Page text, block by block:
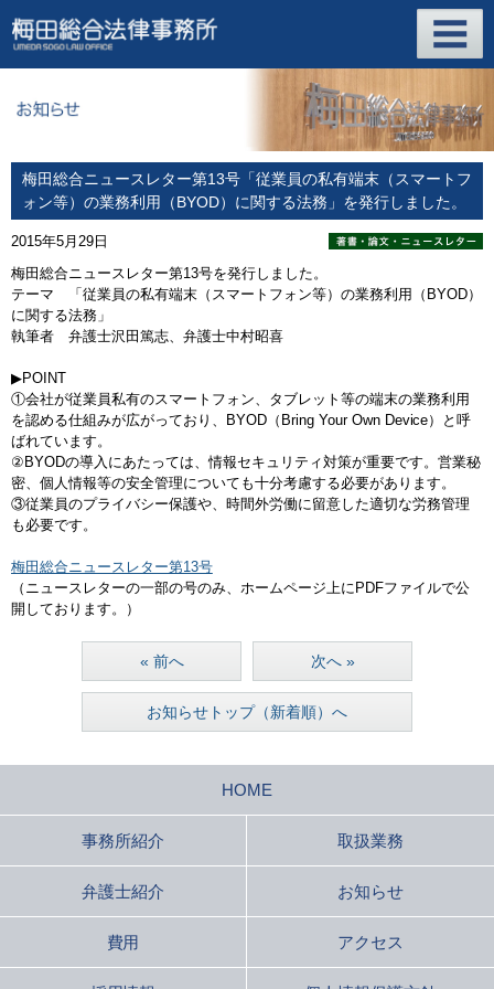
梅田総合ニュースレター第13号「従業員の私有端末（スマートフ
ォン等）の業務利用（BYOD）に関する法務」を発行しました。
2015年5月29日
梅田総合ニュースレター第13号を発行しました。
テーマ 「従業員の私有端末（スマートフォン等）の業務利用（BYOD）
に関する法務」
執筆者 弁護士沢田篤志、弁護士中村昭喜
▶POINT
①会社が従業員私有のスマートフォン、タブレット等の端末の業務利用
を認める仕組みが広がっており、BYOD（Bring Your Own Device）と呼
ばれています。
②BYODの導入にあたっては、情報セキュリティ対策が重要です。営業秘
密、個人情報等の安全管理についても十分考慮する必要があります。
③従業員のプライバシー保護や、時間外労働に留意した適切な労務管理
も必要です。
梅田総合ニュースレター第13号
（ニュースレターの一部の号のみ、ホームページ上にPDFファイルで公
開しております。）
« 前へ
お知らせトップ（新着順）へ
次へ »
HOME
事務所紹介 取扱業務
弁護士紹介 お知らせ
費用 アクセス